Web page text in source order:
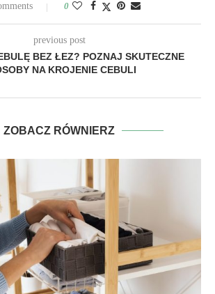
0
previous post
BEZ ŁEZ? POZNAJ SKUTECZNE
NA KROJENIE CEBULI
ZOBACZ RÓWNIERZ